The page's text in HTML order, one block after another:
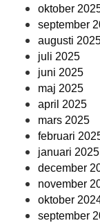
oktober
september
augusti
juli 2025
juni 2025
maj 2025
april 2025
mars 2025
februari
januari 2025
december
november
oktober
september